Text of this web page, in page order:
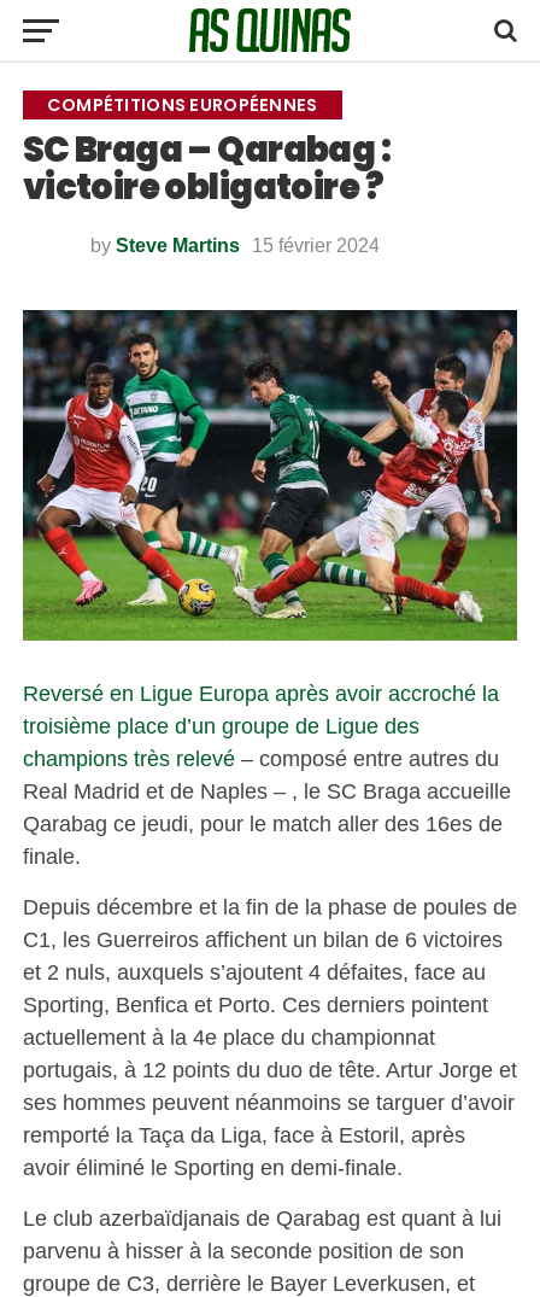
COMPÉTITIONS EUROPÉENNES
SC Braga – Qarabag :
victoire obligatoire ?
by Steve Martins 15 février 2024
Reversé en Ligue Europa après avoir accroché la
troisième place d’un groupe de Ligue des
champions très relevé– composé entre autres du
Real Madrid et de Naples – , le SC Braga accueille
Qarabag ce jeudi, pour le match aller des 16es de
finale.
Depuis décembre et la fin de la phase de poules de
C1, les Guerreiros affichent un bilan de 6 victoires
et 2 nuls, auxquels s’ajoutent 4 défaites, face au
Sporting, Benfica et Porto. Ces derniers pointent
actuellement à la 4e place du championnat
portugais, à 12 points du duo de tête. Artur Jorge et
ses hommes peuvent néanmoins se targuer d’avoir
remporté la Taça da Liga, face à Estoril, après
avoir éliminé le Sporting en demi-finale.
Le club azerbaïdjanais de Qarabag est quant à lui
parvenu à hisser à la seconde position de son
groupe de C3, derrière le Bayer Leverkusen, et